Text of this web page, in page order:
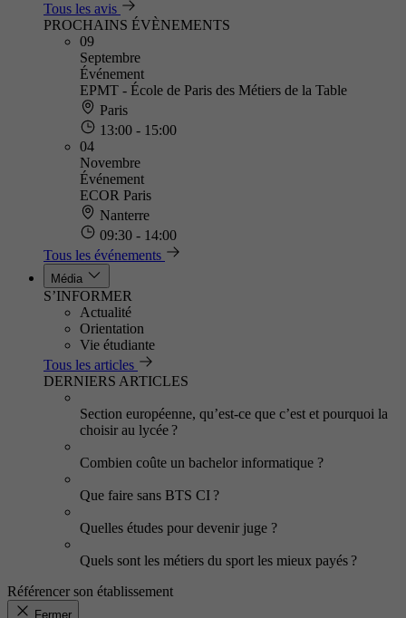
Tous les avis
PROCHAINS ÉVÈNEMENTS
09
Septembre
Événement
EPMT - École de Paris des Métiers de la Table
Paris
13:00 - 15:00
04
Novembre
Événement
ECOR Paris
Nanterre
09:30 - 14:00
Tous les événements
Média
S’INFORMER
Actualité
Orientation
Vie étudiante
Tous les articles
DERNIERS ARTICLES
Section européenne, qu’est-ce que c’est et pourquoi la
choisir au lycée ?
Combien coûte un bachelor informatique ?
Que faire sans BTS CI ?
Quelles études pour devenir juge ?
Quels sont les métiers du sport les mieux payés ?
Référencer son établissement
Fermer